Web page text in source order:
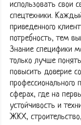
использовать свои
спецтехники.
приведенного
потребность, тем
Знание специфики
только лучше
повысить доверие
профессионального
сферах, где на
устойчивость и
ЖКХ,